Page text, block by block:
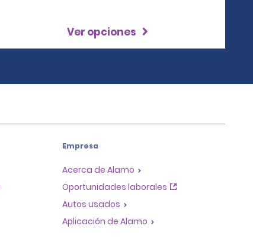
Ver opciones
Empresa
Acerca de Alamo
Oportunidades laborales
Autos usados
Aplicación de Alamo